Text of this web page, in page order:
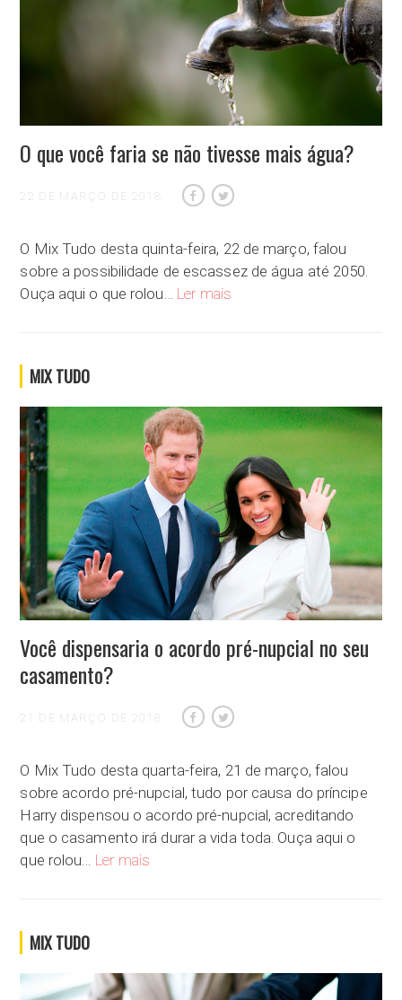
O que você faria se não tivesse mais água?
22 DE MARÇO DE 2018
O Mix Tudo desta quinta-feira, 22 de março, falou
sobre a possibilidade de escassez de água até 2050.
Ouça aqui o que rolou… Ler mais
MIX TUDO
Você dispensaria o acordo pré-nupcial no seu
casamento?
21 DE MARÇO DE 2018
O Mix Tudo desta quarta-feira, 21 de março, falou
sobre acordo pré-nupcial, tudo por causa do príncipe
Harry dispensou o acordo pré-nupcial, acreditando
que o casamento irá durar a vida toda. Ouça aqui o
que rolou… Ler mais
MIX TUDO